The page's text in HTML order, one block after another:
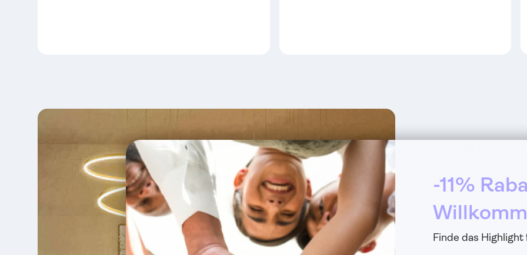
skapetze®
skapetze®, Baijerin
messuillaan suurta
Valmistaudu moniin
15% alennus
-11%
Finde das Highlight